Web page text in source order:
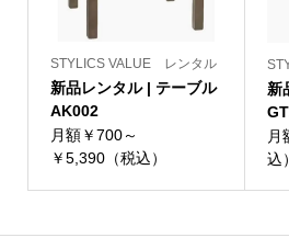
STYLICS VALUE レンタル
新品レンタル | テーブル
AK002
月額￥700～
￥5,390（税込）
新
月
込）